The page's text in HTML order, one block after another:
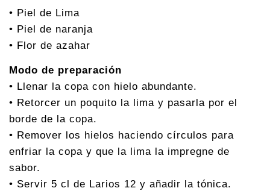
• Piel de Lima
• Piel de naranja
• Flor de azahar
Modo de preparación
• Llenar la copa con hielo abundante.
• Retorcer un poquito la lima y pasarla por el
borde de la copa.
• Remover los hielos haciendo círculos para
enfriar la copa y que la lima la impregne de
sabor.
• Servir 5 cl de Larios 12 y añadir la tónica.